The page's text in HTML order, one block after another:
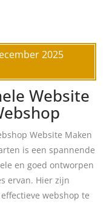
2025
Website
Website Maken
is een spannende
en goed ontworpen
ervan. Hier zijn
webshop te